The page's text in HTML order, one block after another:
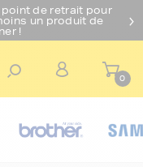
point de retrait pour
un produit de
!
0